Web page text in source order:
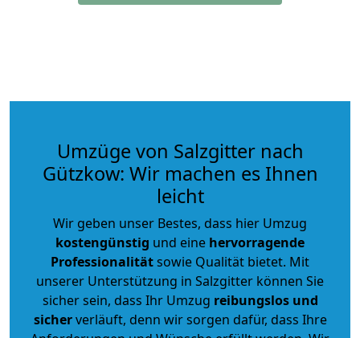
Umzüge von Salzgitter nach
Gützkow: Wir machen es Ihnen
leicht
Wir geben unser Bestes, dass hier Umzug
kostengünstig und eine hervorragende
Professionalitätsowie Qualität bietet. Mit
unserer Unterstützung in Salzgitter können Sie
sicher sein, dass Ihr Umzug reibungslos und
sicherverläuft, denn wir sorgen dafür, dass Ihre